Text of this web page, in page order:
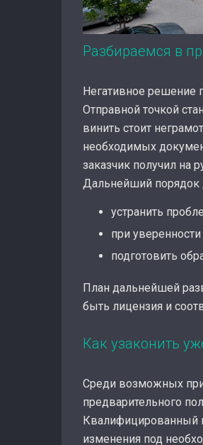
Разбираемся в
Негативное решение
Отправной точкой
винить стоит
необходимых
заказчик получил на
Дальнейший порядок
устранить
при
подготовить
План дальнейшей
быть лицензия и
Как узаконить
Среди возможных
предварительного
Квалифицированный
изменения под